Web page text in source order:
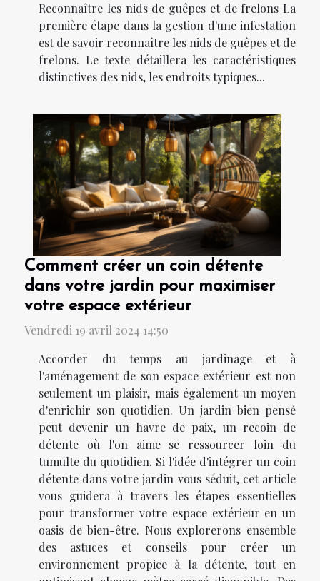
Reconnaître les nids de guêpes et de frelons La
première étape dans la gestion d'une infestation
est de savoir reconnaître les nids de guêpes et de
frelons. Le texte détaillera les caractéristiques
distinctives des nids, les endroits typiques...
Comment créer un coin détente
dans votre jardin pour maximiser
votre espace extérieur
Vendredi 19 avril 2024 14:50
Accorder du temps au jardinage et à
l'aménagement de son espace extérieur est non
seulement un plaisir, mais également un moyen
d'enrichir son quotidien. Un jardin bien pensé
peut devenir un havre de paix, un recoin de
détente où l'on aime se ressourcer loin du
tumulte du quotidien. Si l'idée d'intégrer un coin
détente dans votre jardin vous séduit, cet article
vous guidera à travers les étapes essentielles
pour transformer votre espace extérieur en un
oasis de bien-être. Nous explorerons ensemble
des astuces et conseils pour créer un
environnement propice à la détente, tout en